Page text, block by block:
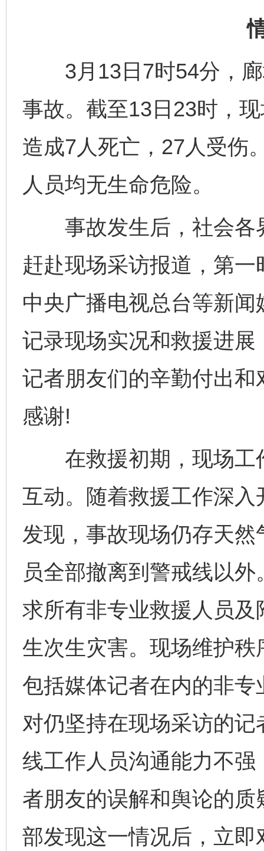
3月13日7时54分，廊
事故。截至13日23时，
造成7人死亡，27人受伤
人员均无生命危险。
事故发生后，社会各
赶赴现场采访报道，第
中央广播电视总台等新
记录现场实况和救援进
记者朋友们的辛勤付出
感谢!
在救援初期，现场工
互动。随着救援工作深
发现，事故现场仍存天
员全部撤离到警戒线以
求所有非专业救援人员
生次生灾害。现场维护
包括媒体记者在内的非
对仍坚持在现场采访的
线工作人员沟通能力不
者朋友的误解和舆论的
部发现这一情况后，立